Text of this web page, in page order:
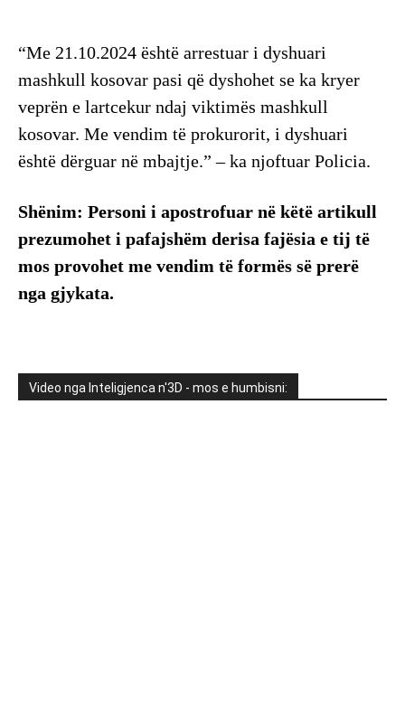
“Me 21.10.2024 është arrestuar i dyshuari
mashkull kosovar pasi që dyshohet se ka kryer
veprën e lartcekur ndaj viktimës mashkull
kosovar. Me vendim të prokurorit, i dyshuari
është dërguar në mbajtje.” – ka njoftuar Policia.
Shënim: Personi i apostrofuar në këtë artikull
prezumohet i pafajshëm derisa fajësia e tij të
mos provohet me vendim të formës së prerë
nga gjykata.
Video nga Inteligjenca n'3D - mos e humbisni: